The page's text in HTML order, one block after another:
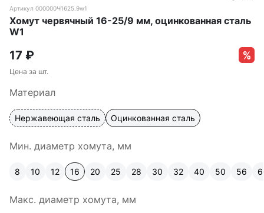
Артикул 000000Ч1625.9w1
Хомут червячный 16-25/9 мм, оцинкованная сталь
W1
17 ₽
Цена за шт.
Материал
Нержавеющая сталь Оцинкованная сталь
Мин. диаметр хомута, мм
8 10 12 16 20 25 28 30 32 40 50 56
Макс. диаметр хомута, мм